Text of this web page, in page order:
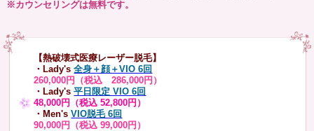
※カウンセリングは無料です。
【熱破壊式医療レーザー脱毛】
・Lady's 全身＋顔＋VIO 6回
260,000円（税込 286,000円）
・Lady's平日限定 VIO 6回
48,000円（税込 52,800円）
・Men's VIO脱毛 6回
90,000円（税込 99,000円）